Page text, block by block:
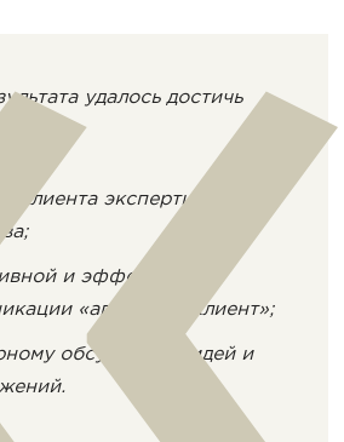
удалось достичь
клиента экспертизе
и эффективной
«агентство-клиент»;
обсуждению идей и